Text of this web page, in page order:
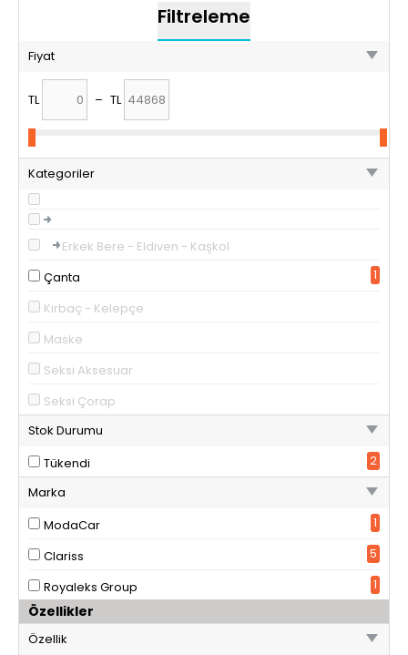
Filtreleme
Fiyat
TL – TL
Kategoriler
Erkek Bere - Eldiven - Kaşkol
Çanta
1
Kırbaç - Kelepçe
Maske
Seksi Aksesuar
Seksi Çorap
Stok Durumu
Tükendi
2
Marka
ModaCar
1
Clariss
5
Royaleks Group
1
Özellikler
Özellik